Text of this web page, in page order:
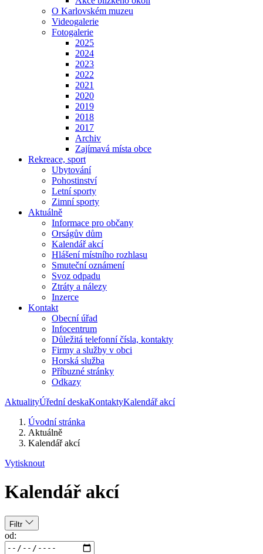
O Karlovském muzeu
Videogalerie
Fotogalerie
2025
2024
2023
2022
2021
2020
2019
2018
2017
Archiv
Zajímavá místa obce
Rekreace, sport
Ubytování
Pohostinství
Letní sporty
Zimní sporty
Aktuálně
Informace pro občany
Orságův dům
Kalendář akcí
Hlášení místního rozhlasu
Smuteční oznámení
Svoz odpadu
Ztráty a nálezy
Inzerce
Kontakt
Obecní úřad
Infocentrum
Důležitá telefonní čísla, kontakty
Firmy a služby v obci
Horská služba
Příbuzné stránky
Odkazy
AktualityÚřední deskaKontaktyKalendář akcí
Úvodní stránka
Aktuálně
Kalendář akcí
Vytisknout
Kalendář akcí
Filtr
od: